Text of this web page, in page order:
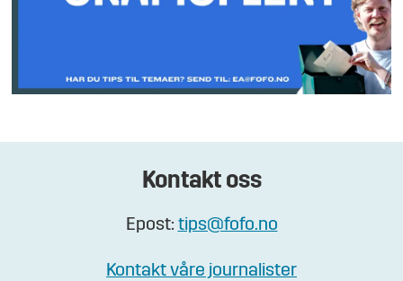
Kontakt oss
Epost: tips@fofo.no
Kontakt våre journalister